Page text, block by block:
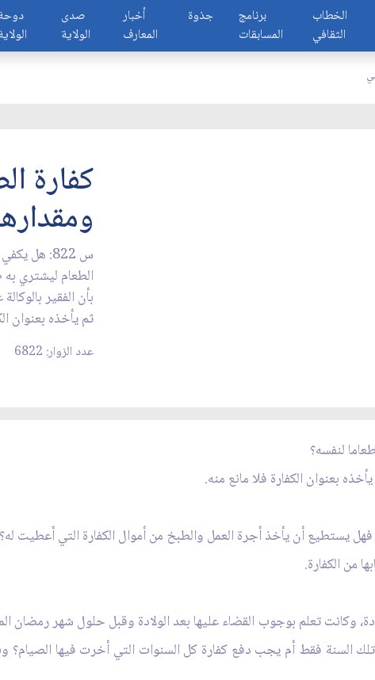
صدى
الولاية
أخبار
المعارف
جذوة
برنامج
المسابقات
الخطاب
الثقافي
كفارة
س 822: هل
الطعام ليشتري
بأن الفقير
ثم يأخذه بعنوان
عدد الزوار: 6822
لنفسه؟
بعنوان الكفارة فلا مانع منه.
يستطيع أن يأخذ أجرة العمل والطبخ من أموال الكفارة التي أعطيت له؟
من الكفارة.
وكانت تعلم بوجوب القضاء عليها بعد الولادة وقبل حلول شهر رمضان
السنة فقط أم يجب دفع كفارة كل السنوات التي أخرت فيها الصيام؟